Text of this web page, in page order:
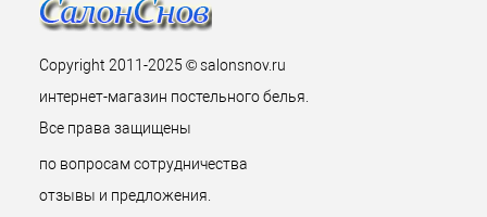
Copyright 2011-2025 © salonsnov.ru
интернет-магазин постельного белья.
Все права защищены
по вопросам сотрудничества
отзывы и предложения.